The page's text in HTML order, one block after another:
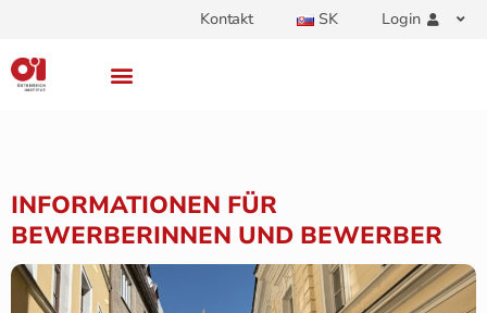
Kontakt SK Login
INFORMATIONEN FÜR
BEWERBERINNEN UND BEWERBER